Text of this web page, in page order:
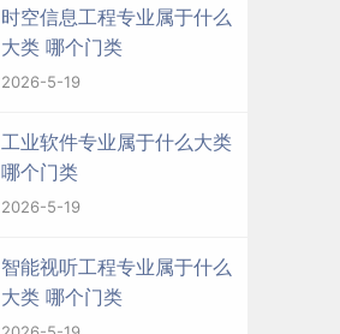
时空信息工程专业属于什么
大类 哪个门类
2026-5-19
工业软件专业属于什么大类
哪个门类
2026-5-19
智能视听工程专业属于什么
大类 哪个门类